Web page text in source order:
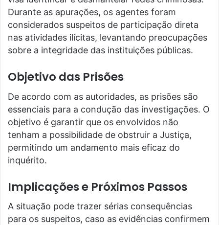
Durante as apurações, os agentes foram
considerados suspeitos de participação direta
nas atividades ilícitas, levantando preocupações
sobre a integridade das instituições públicas.
Objetivo das Prisões
De acordo com as autoridades, as prisões são
essenciais para a condução das investigações. O
objetivo é garantir que os envolvidos não
tenham a possibilidade de obstruir a Justiça,
permitindo um andamento mais eficaz do
inquérito.
Implicações e Próximos Passos
A situação pode trazer sérias consequências
para os suspeitos, caso as evidências confirmem